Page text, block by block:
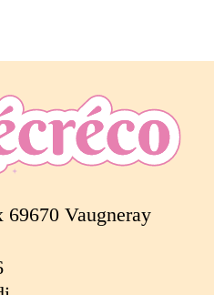
69670 Vaugneray